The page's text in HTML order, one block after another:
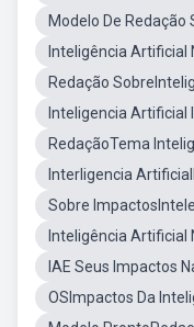
Modelo De Redação
Inteligência Artificial
Redação
Inteligencia Artificial
RedaçãoTema
Interligencia
Sobre
Inteligência Artificial
IAE Seus Impactos
OSImpactos Da